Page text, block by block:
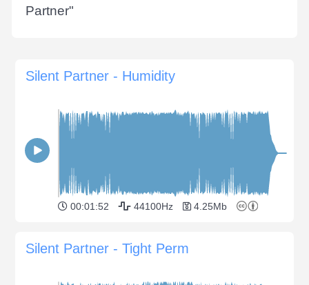
Partner"
Silent Partner - Humidity
00:01:52 44100Hz 4.25Mb
Silent Partner - Tight Perm